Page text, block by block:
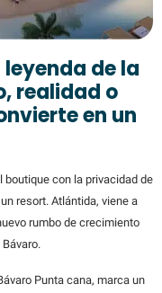
de la
realidad o
en un
con la privacidad de
resort. Atlántida, viene a
rumbo de crecimiento
Punta cana, marca un